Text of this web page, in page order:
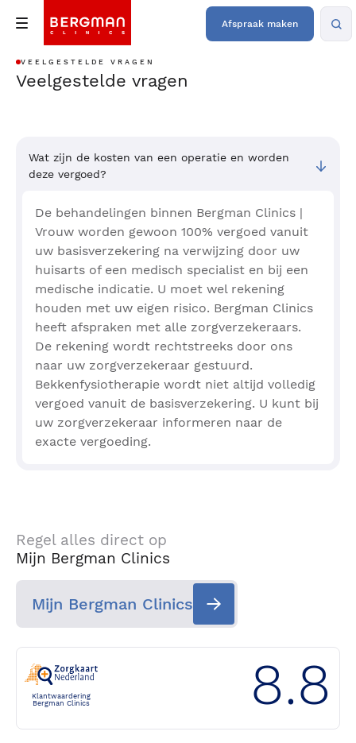
Afspraak maken
VEELGESTELDE VRAGEN
Veelgestelde vragen
Wat zijn de kosten van een operatie en worden
deze vergoed?
De behandelingen binnen Bergman Clinics |
Vrouw worden gewoon 100% vergoed vanuit
uw basisverzekering na verwijzing door uw
huisarts of een medisch specialist en bij een
medische indicatie. U moet wel rekening
houden met uw eigen risico. Bergman Clinics
heeft afspraken met alle zorgverzekeraars.
De rekening wordt rechtstreeks door ons
naar uw zorgverzekeraar gestuurd.
Bekkenfysiotherapie wordt niet altijd volledig
vergoed vanuit de basisverzekering. U kunt bij
uw zorgverzekeraar informeren naar de
exacte vergoeding.
Regel alles direct op
Mijn Bergman Clinics
Mijn Bergman Clinics
Klantwaardering
Bergman Clinics
8.8